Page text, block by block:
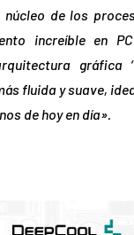
de los
increíble en
gráfica
fluida y suave,
de hoy en día».